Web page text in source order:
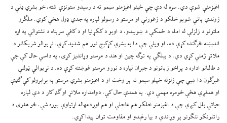
اغېزمنې شوې دي. سره له دې چې ځينو اغېزمنو سيمو ته د رسېدو ستونزې شته، خو بشري ډلې د
ژوندي پاتې شويو خلکو د ژغورنې او مرستو د رسولو لپاره په جدي ډول هڅې کوي. ملګرو
ملتونو د زلزلې له امله د ځمکې د ښويېدو، د اوبو د ککړتيا او د کافي سرپناه د نشتوالي په اړه
اندېښنه څرګنده کړې ده، او ویلي چې دا به بشري کړکېچ نور هم شدید کړي. نړيوالو شريکانو د
ملاتړ ژمنې کړي دي، د بېلګې په توګه چين او هند د مرستو وړاندیز کړی، په داسې حال کې چې
د طالبانو اداره د پراخو زيانونو د جبران لپاره د نورو مرستو غوښتنه کړې ده. د نړيوالې ټولنې
غبرګون دا ښيي چې زلزله ځپلو سيمو ته پر وخت او د اغېزمنو بشري مرستو په برابرولو کې ګډې
او همغږې هڅې څومره مهمې دي. په همدې حال کې، دوامداره ملاتړ او ګډ کار د دې لپاره
حياتي بلل کېږي چې د اغېزمنو خلکو هم عاجلې او هم اوږدمهاله اړتياوې پوره شي، څو هغوی د
راتلونکو ننګونو پر وړاندې د بيا رغېدو او مقاومت توان پيدا کړي.